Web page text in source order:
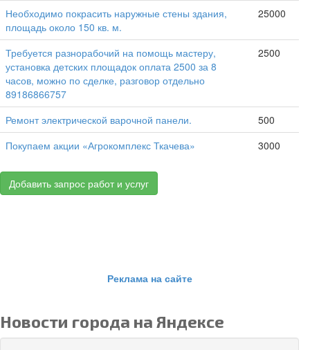
Необходимо покрасить наружные стены здания,
площадь около 150 кв. м.
25000
Требуется разнорабочий на помощь мастеру,
установка детских площадок оплата 2500 за 8
часов, можно по сделке, разговор отдельно
89186866757
2500
Ремонт электрической варочной панели.
500
Покупаем акции «Агрокомплекс Ткачева»
3000
Добавить запрос работ и услуг
Реклама на сайте
Новости города на Яндексе